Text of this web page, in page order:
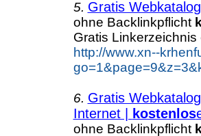
5. Gratis
ohne Backlinkpflicht
Gratis Linkerzeichnis
http://www.xn--
6. Gratis
Internet |
kostenlos
ohne Backlinkpflicht